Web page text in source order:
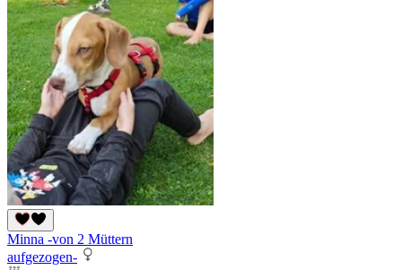
Minna -von 2 Müttern
aufgezogen-